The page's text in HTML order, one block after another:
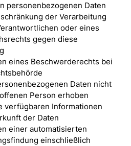
personenbezogenen Daten
der Verarbeitung
oder eines
gegen diese
eines Beschwerderechts bei
Daten nicht
Person erhoben
verfügbaren Informationen
der Daten
einer automatisierten
einschließlich